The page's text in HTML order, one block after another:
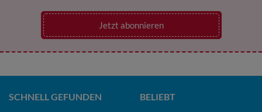
Jetzt abonnieren
SCHNELL GEFUNDEN BELIEBT